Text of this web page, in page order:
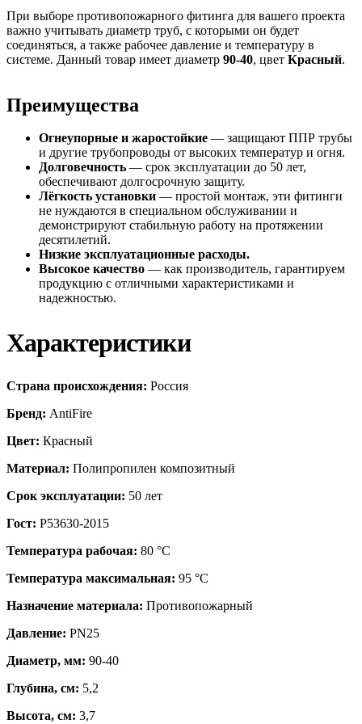
При выборе противопожарного фитинга для вашего проекта
важно учитывать диаметр труб, с которыми он будет
соединяться, а также рабочее давление и температуру в
системе. Данный товар имеет диаметр 90-40, цвет Красный.
Преимущества
Огнеупорные и жаростойкие — защищают ППР трубы
и другие трубопроводы от высоких температур и огня.
Долговечность — срок эксплуатации до 50 лет,
обеспечивают долгосрочную защиту.
Лёгкость установки — простой монтаж, эти фитинги
не нуждаются в специальном обслуживании и
демонстрируют стабильную работу на протяжении
десятилетий.
Низкие эксплуатационные расходы.
Высокое качество — как производитель, гарантируем
продукцию с отличными характеристиками и
надежностью.
Характеристики
Страна происхождения: Россия
Бренд: AntiFire
Цвет: Красный
Материал: Полипропилен композитный
Срок эксплуатации: 50 лет
Гост: Р53630-2015
Температура рабочая: 80 °С
Температура максимальная: 95 °С
Назначение материала: Противопожарный
Давление: PN25
Диаметр, мм: 90-40
Глубина, см: 5,2
Высота, см: 3,7